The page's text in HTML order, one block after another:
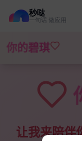
秒哒
一句话 做应用